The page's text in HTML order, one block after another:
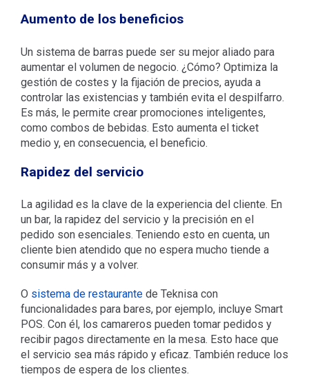
Aumento de los beneficios
Un sistema de barras puede ser su mejor aliado para
aumentar el volumen de negocio. ¿Cómo? Optimiza la
gestión de costes y la fijación de precios, ayuda a
controlar las existencias y también evita el despilfarro.
Es más, le permite crear promociones inteligentes,
como combos de bebidas. Esto aumenta el ticket
medio y, en consecuencia, el beneficio.
Rapidez del servicio
La agilidad es la clave de la experiencia del cliente. En
un bar, la rapidez del servicio y la precisión en el
pedido son esenciales. Teniendo esto en cuenta, un
cliente bien atendido que no espera mucho tiende a
consumir más y a volver.
O sistema de restaurantede Teknisa con
funcionalidades para bares, por ejemplo, incluye Smart
POS. Con él, los camareros pueden tomar pedidos y
recibir pagos directamente en la mesa. Esto hace que
el servicio sea más rápido y eficaz. También reduce los
tiempos de espera de los clientes.